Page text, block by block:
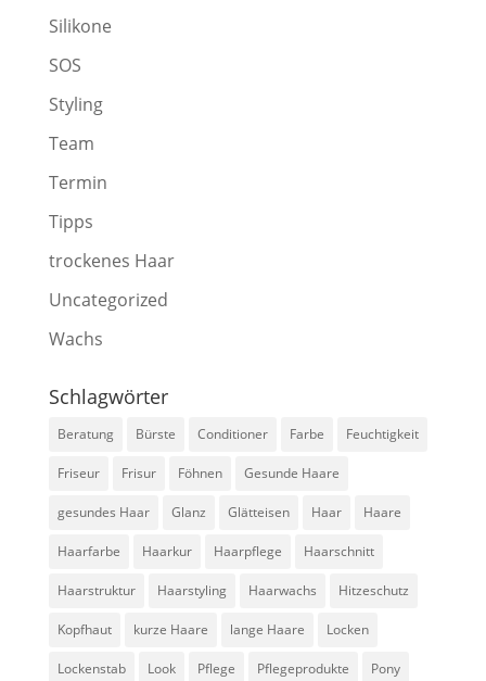
Silikone
SOS
Styling
Team
Termin
Tipps
trockenes Haar
Uncategorized
Wachs
Schlagwörter
Beratung Bürste Conditioner Farbe Feuchtigkeit
Friseur Frisur Föhnen Gesunde Haare
gesundes Haar Glanz Glätteisen Haar Haare
Haarfarbe Haarkur Haarpflege Haarschnitt
Haarstruktur Haarstyling Haarwachs Hitzeschutz
Kopfhaut kurze Haare lange Haare Locken
Lockenstab Look Pflege Pflegeprodukte Pony